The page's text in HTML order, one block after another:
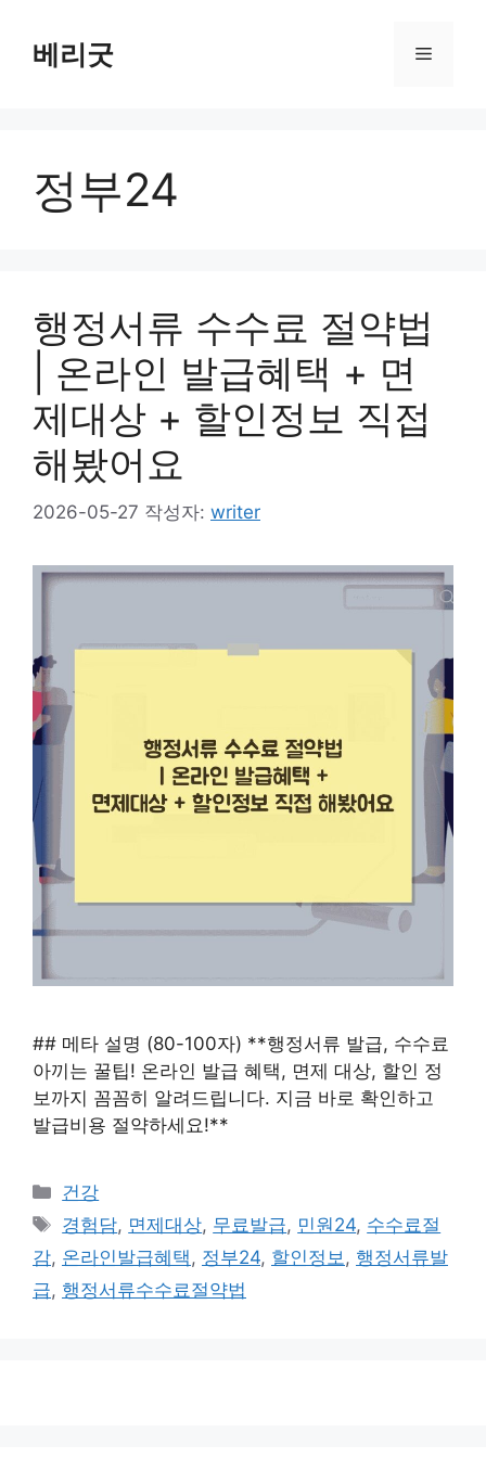
베리굿 메
정부24
행정서류 수수료 절약법
| 온라인 발급혜택 + 면
제대상 + 할인정보 직접
해봤어요
2026-05-27 작성자: writer
## 메타 설명 (80-100자) **행정서류 발급, 수수료
아끼는 꿀팁! 온라인 발급 혜택, 면제 대상, 할인 정
보까지 꼼꼼히 알려드립니다. 지금 바로 확인하고
발급비용 절약하세요!**
카
테
고
리
건강
태
그
경험담, 면제대상, 무료발급, 민원24, 수수료절
감, 온라인발급혜택 , 정부24, 할인정보 , 행정서류발
급, 행정서류수수료절약법